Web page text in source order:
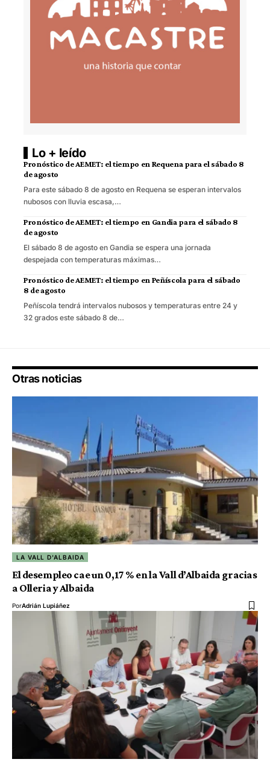
Lo + leído
Pronóstico de AEMET: el tiempo en Requena para el sábado 8
de agosto
Para este sábado 8 de agosto en Requena se esperan intervalos
nubosos con lluvia escasa,…
Pronóstico de AEMET: el tiempo en Gandia para el sábado 8
de agosto
El sábado 8 de agosto en Gandia se espera una jornada
despejada con temperaturas máximas…
Pronóstico de AEMET: el tiempo en Peñíscola para el sábado
8 de agosto
Peñíscola tendrá intervalos nubosos y temperaturas entre 24 y
32 grados este sábado 8 de…
Otras noticias
LA VALL D'ALBAIDA
El desempleo cae un 0,17 % en la Vall d’Albaida gracias
a Olleria y Albaida
PorAdrián Lupiáñez